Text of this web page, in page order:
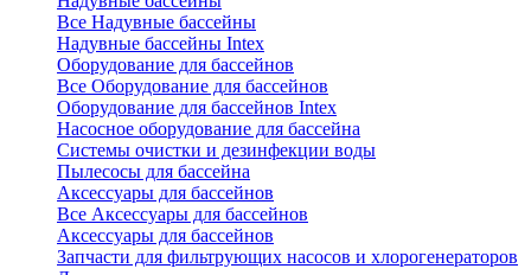
Все Надувные бассейны
Надувные бассейны Intex
Оборудование для бассейнов
Все Оборудование для бассейнов
Оборудование для бассейнов Intex
Насосное оборудование для бассейна
Системы очистки и дезинфекции воды
Пылесосы для бассейна
Аксессуары для бассейнов
Все Аксессуары для бассейнов
Аксессуары для бассейнов
Запчасти для фильтрующих насосов и хлорогенераторов